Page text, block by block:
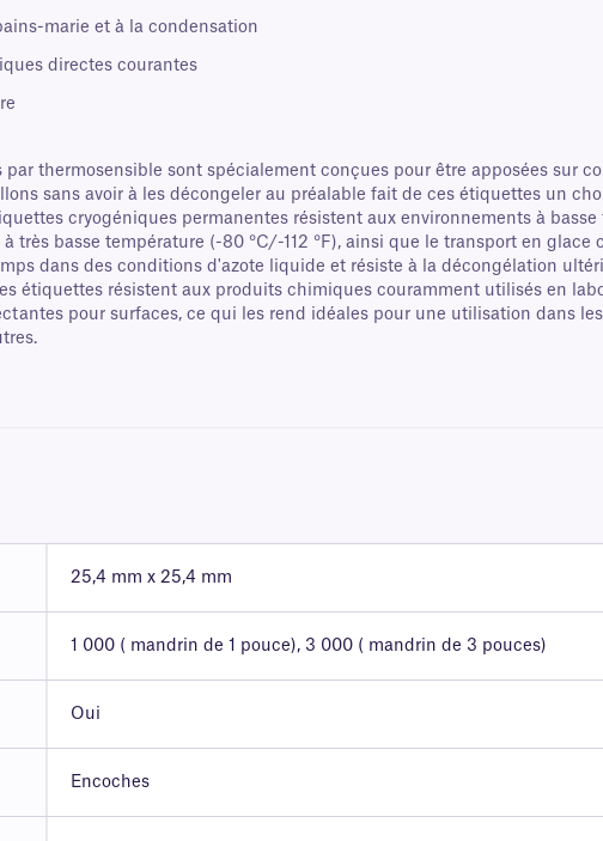
marie et à la condensation
directes courantes
thermosensible sont spécialement conçues pour être apposées sur
sans avoir à les décongeler au préalable fait de ces étiquettes un
cryogéniques permanentes résistent aux environnements à
très basse température (-80 °C/-112 °F), ainsi que le transport en
dans des conditions d'azote liquide et résiste à la décongélation
étiquettes résistent aux produits chimiques couramment utilisés en
pour surfaces, ce qui les rend idéales pour une utilisation dans
25,4 mm x 25,4 mm
1 000 ( mandrin de 1 pouce), 3 000 ( mandrin de 3 pouces)
Oui
Encoches